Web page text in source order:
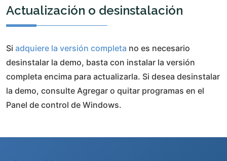
Actualización o desinstalación
Si adquiere la versión completa no es necesario
desinstalar la demo, basta con instalar la versión
completa encima para actualizarla. Si desea desinstalar
la demo, consulte Agregar o quitar programas en el
Panel de control de Windows.